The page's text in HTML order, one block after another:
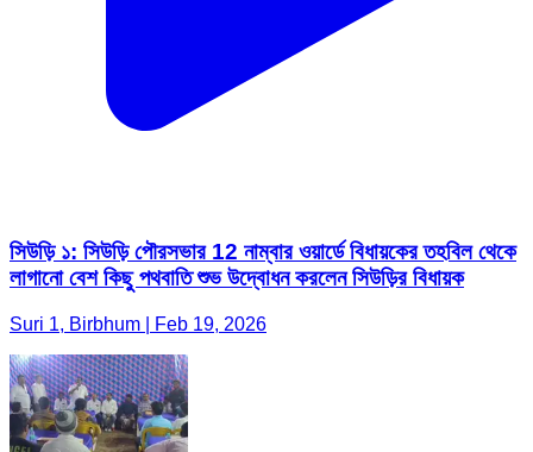
সিউড়ি ১: সিউড়ি পৌরসভার 12 নাম্বার ওয়ার্ডে বিধায়কের তহবিল থেকে
লাগানো বেশ কিছু পথবাতি শুভ উদ্বোধন করলেন সিউড়ির বিধায়ক
Suri 1, Birbhum | Feb 19, 2026